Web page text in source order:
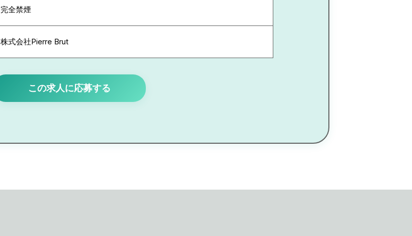
完全禁煙
株式会社Pierre Brut
この求人に応募する